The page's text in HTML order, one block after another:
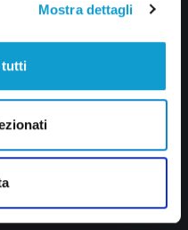
Mostra dettagli
tutti
del Tronto (AP)